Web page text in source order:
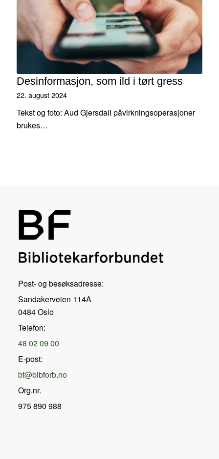
Desinformasjon, som ild i tørt gress
22. august 2024
Tekst og foto: Aud GjersdalI påvirkningsoperasjoner
brukes…
Post- og besøksadresse:
Sandakerveien 114A
0484 Oslo
Telefon:
48 02 09 00
E-post:
bf@bibforb.no
Org.nr.
975 890 988